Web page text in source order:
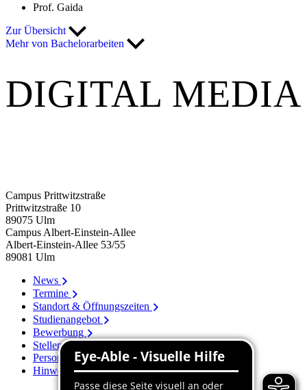
Prof. Gaida
Zur Übersicht
Mehr von Bachelorarbeiten
DIGITAL MEDIA
Campus Prittwitzstraße
Prittwitzstraße 10
89075 Ulm
Campus Albert-Einstein-Allee
Albert-Einstein-Allee 53/​55
89081 Ulm
News
Termine
Standort & Öffnungszeiten
Studienangebot
Bewerbung
Stellenangebote
Personenverzeichnis
Hinweissystem